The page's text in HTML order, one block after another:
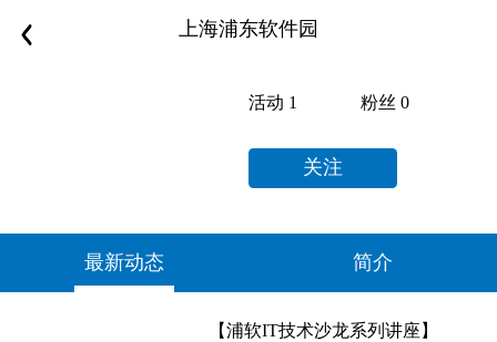
上海浦东软件园
活动 1 粉丝 0
关注
最新动态 简介
【浦软IT技术沙龙系列讲座】